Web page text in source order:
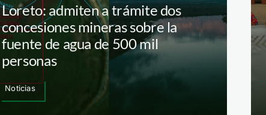
Loreto: admiten a trámite dos
concesiones mineras sobre la
fuente de agua de 500 mil
personas
Noticias